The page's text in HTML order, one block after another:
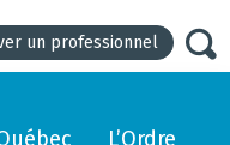
un professionnel
L’Ordre